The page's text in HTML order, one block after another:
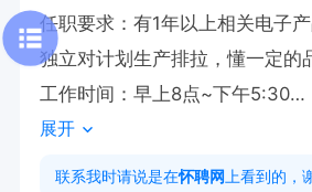
任职要求：有1年以上相关电子
独立对计划生产排拉，懂一定的
工作时间：早上8点~下午5:30
注：申请职位后请直接拨打电话
展开
联系我时请说是在怀聘网 上看到的，